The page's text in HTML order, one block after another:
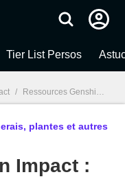
Tier List Persos
/ Ressources Genshin impact : minerais, plantes et autres matériaux
plantes et autres
Impact :